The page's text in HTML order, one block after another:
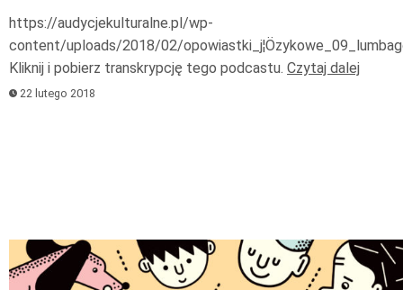
https://audycjekulturalne.pl/wp-
content/uploads/2018/02/
Kliknij i pobierz transkrypcję tego podcastu. Czytaj dalej
22 lutego 2018
Odtwarzacz
plików